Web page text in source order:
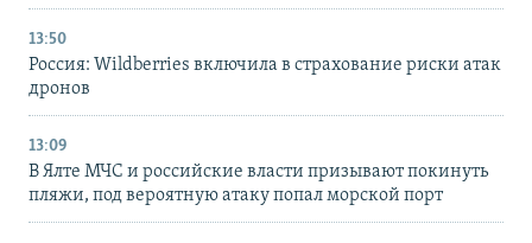
13:50
Россия: Wildberries включила в страхование риски атак
дронов
13:09
В Ялте МЧС и российские власти призывают покинуть
пляжи, под вероятную атаку попал морской порт